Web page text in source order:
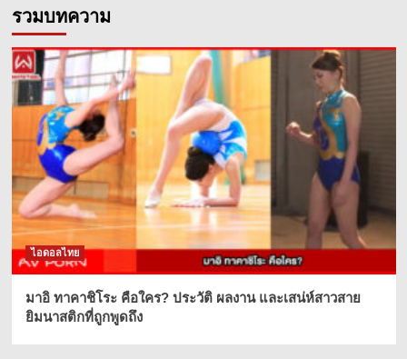
รวมบทความ
ไอดอลไทย
มาอิ ทาคาชิโระ คือใคร? ประวัติ ผลงาน และเสน่ห์สาวสาย
ยิมนาสติกที่ถูกพูดถึง